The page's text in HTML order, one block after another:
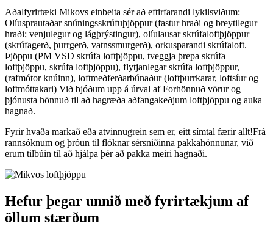
Aðalfyrirtæki Mikovs einbeita sér að eftirfarandi lykilsviðum:
Olíusprautaðar snúningsskrúfuþjöppur (fastur hraði og breytilegur
hraði; venjulegur og lágþrýstingur), olíulausar skrúfaloftþjöppur
(skrúfagerð, þurrgerð, vatnssmurgerð), orkusparandi skrúfaloft.
Þjöppu (PM VSD skrúfa loftþjöppu, tveggja þrepa skrúfa
loftþjöppu, skrúfa loftþjöppu), flytjanlegar skrúfa loftþjöppur,
(rafmótor knúinn), loftmeðferðarbúnaður (loftþurrkarar, loftsíur og
loftmóttakari) Við bjóðum upp á úrval af Forhönnuð vörur og
þjónusta hönnuð til að hagræða aðfangakeðjum loftþjöppu og auka
hagnað.
Fyrir hvaða markað eða atvinnugrein sem er, eitt símtal færir allt!Frá
rannsóknum og þróun til flóknar sérsniðinna pakkahönnunar, við
erum tilbúin til að hjálpa þér að pakka meiri hagnaði.
Hefur þegar unnið með fyrirtækjum af
öllum stærðum